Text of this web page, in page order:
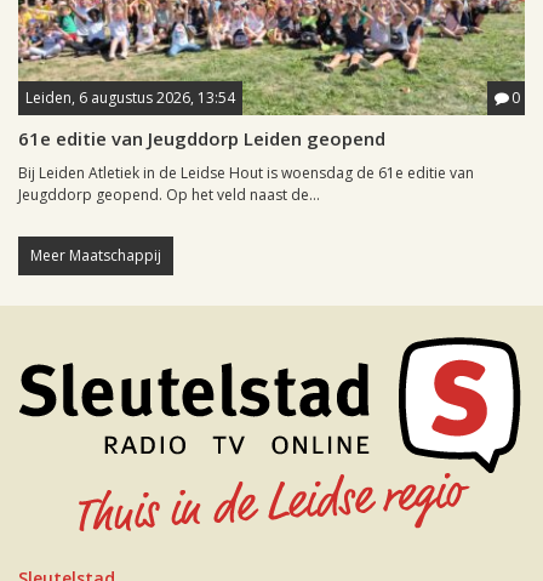
Leiden, 6 augustus 2026, 13:54 0
61e editie van Jeugddorp Leiden geopend
Bij Leiden Atletiek in de Leidse Hout is woensdag de 61e editie van
Jeugddorp geopend. Op het veld naast de...
Meer Maatschappij